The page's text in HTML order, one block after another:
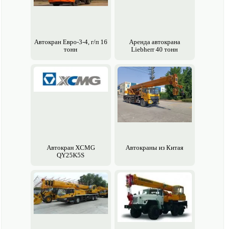
Авто­кран Евро-3-4, г/п 16
тонн
Аренда авто­крана
Liebherr 40 тонн
Авто­кран XCMG
QY25K5S
Авто­краны из Китая